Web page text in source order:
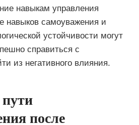
навыкам управления
навыков самоуважения и
устойчивости могут
справиться с
из негативного влияния.
после